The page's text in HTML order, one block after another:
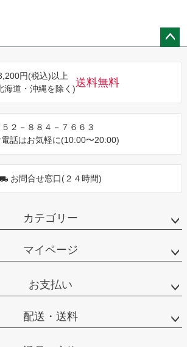
円(税込)以上
海道・沖縄を除く)
送料無料
５２－８８４－７６６３
電話はお気軽に(10:00〜20:00)
お問合せ窓口(２４時間)
カテゴリー
マイページ
お支払い
配送・送料